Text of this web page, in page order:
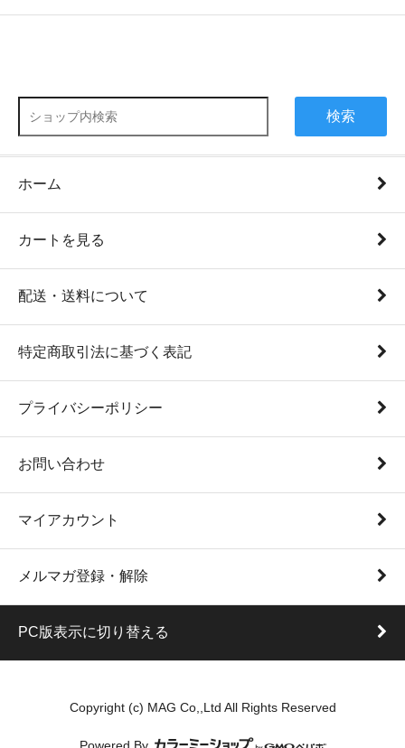
検索
ホーム
カートを見る
配送・送料について
特定商取引法に基づく表記
プライバシーポリシー
お問い合わせ
マイアカウント
メルマガ登録・解除
PC版表示に切り替える
Copyright (c) MAG Co,,Ltd All Rights Reserved